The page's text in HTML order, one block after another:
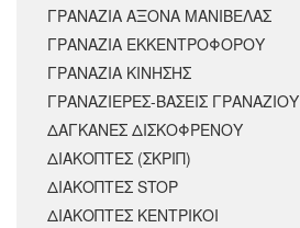
ΓΡΑΝΑΖΙΑ ΑΞΟΝΑ ΜΑΝΙΒΕΛΑΣ
ΓΡΑΝΑΖΙΑ ΕΚΚΕΝΤΡΟΦΟΡΟΥ
ΓΡΑΝΑΖΙΑ ΚΙΝΗΣΗΣ
ΓΡΑΝΑΖΙΕΡΕΣ-ΒΑΣΕΙΣ ΓΡΑΝΑΖΙΟΥ
ΔΑΓΚΑΝΕΣ ΔΙΣΚΟΦΡΕΝΟΥ
ΔΙΑΚΟΠΤΕΣ (ΣΚΡΙΠ)
ΔΙΑΚΟΠΤΕΣ STOP
ΔΙΑΚΟΠΤΕΣ ΚΕΝΤΡΙΚΟΙ